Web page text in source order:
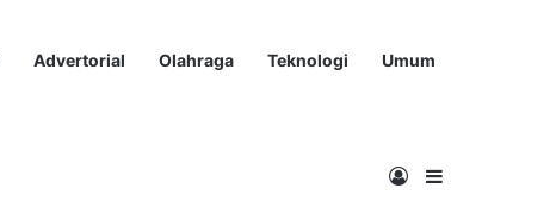
Advertorial Olahraga Teknologi Umum
MasukSidebar